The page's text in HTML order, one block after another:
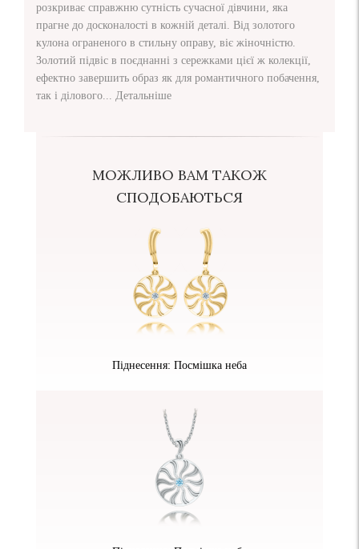
розкриває справжню сутність сучасної дівчини, яка
прагне до досконалості в кожній деталі. Від золотого
кулона ограненого в стильну оправу, віє жіночністю.
Золотий підвіс в поєднанні з сережками цієї ж колекції,
ефектно завершить образ як для романтичного побачення,
так і ділового...
Детальніше
МОЖЛИВО ВАМ ТАКОЖ
СПОДОБАЮТЬСЯ
Піднесення: Посмішка неба